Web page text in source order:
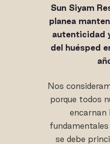
Sun Siyam
planea
autenticidad
del huésped
Nos
porque todos
encarnan
se debe